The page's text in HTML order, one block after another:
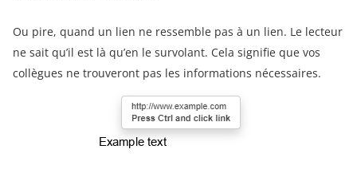
Ou pire, quand un lien ne ressemble pas à un lien. Le lecteur
ne sait qu’il est là qu’en le survolant. Cela signifie que vos
collègues ne trouveront pas les informations nécessaires.